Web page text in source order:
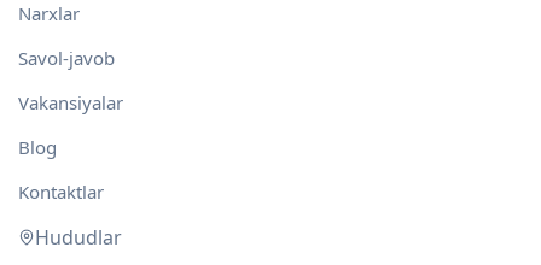
Narxlar
Savol-javob
Vakansiyalar
Blog
Kontaktlar
Hududlar